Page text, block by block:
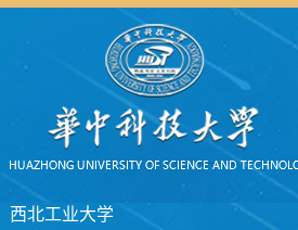
西北工业大学